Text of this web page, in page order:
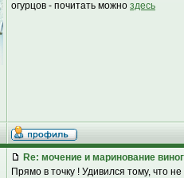
огурцов - почитать можно здесь
Re: мочение и маринование
Прямо в точку ! Удивился тому, что